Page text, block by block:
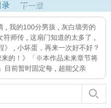
录 下一章
我的100分男孩
灰白墙旁的
符师传 这扇门知道的太多了
小坏蛋，再来一次好不好？
来的！》「※本作品未来章节将
目前暂时固定每
超能父亲